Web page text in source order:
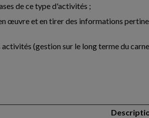
de ce type d'activités ;
œuvre et en tirer des informations
(gestion sur le long terme du